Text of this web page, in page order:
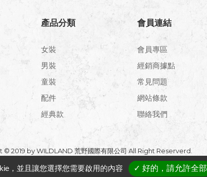
產品分類
女裝
男裝
童裝
配件
經典款
會員連結
會員專區
經銷商據點
常見問題
網站條款
聯絡我們
2019 by WILDLAND 荒野國際有限公司 All Right Reserverd.
，並且讓您選擇您需要啟用的內容 ✓ 好的，請允許全部